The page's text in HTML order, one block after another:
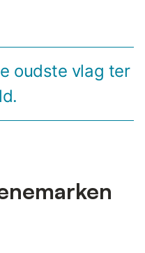
oudste vlag ter